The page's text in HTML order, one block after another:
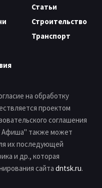
Статьи
Строительство
Транспорт
на обработку
проектом
соглашения
Афиша" также может
их последующей
и др., которая
сайта dntsk.ru.